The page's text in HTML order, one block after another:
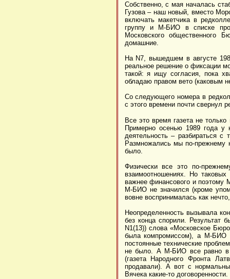
Собственно, с мая началась
Гузова – наш новый, вместо
включать макетчика в
группу и М-БИО в списке
Московского общественного
домашние.
На N7, вышедшем в августе
реальное решение о фиксации
такой: я ищу согласия, пока
обладаю правом вето (каковым
Со следующего номера в
с этого времени почти свернул
Все это время газета не
Примерно осенью 1989 года у
деятельность – разбираться
Размножались мы по-прежнему
было.
Физически все это по-
взаимоотношениях. Но
важнее финансового и поэтому
М-БИО не значился (кроме
вовне воспринималась как
Неопределенность вызывала
без конца спорили. Результат
N1(13)) слова «Московское
была компромиссом), а М-БИО
постоянные технические
не было. А М-БИО все равно в
(газета Народного Фронта
продавали). А вот с
Вячека какие-то договоренности.